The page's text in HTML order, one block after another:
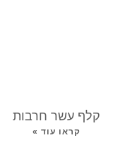
קלף עשר חרבות
קראו עוד »